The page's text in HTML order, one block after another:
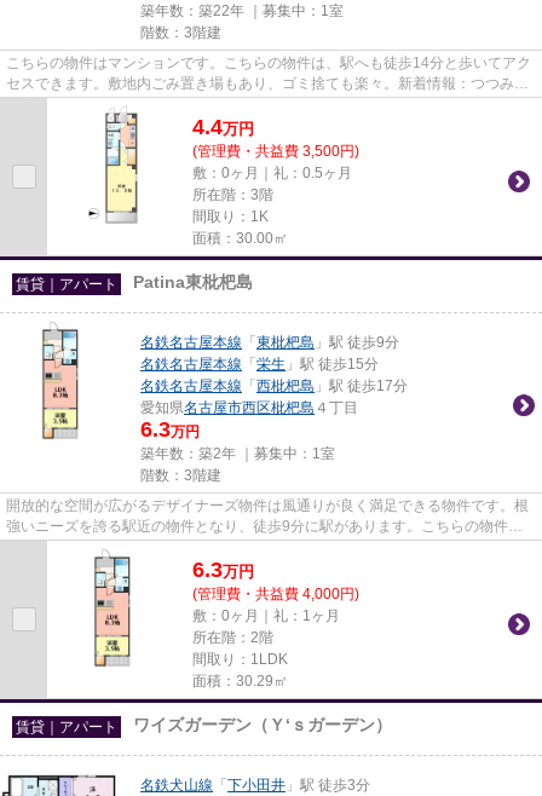
築年数：築22年 ｜募集中： 1室
階数：3階建
こちらの物件はマンションです。こちらの物件は、駅へも徒歩14分と歩いてアク
セスできます。敷地内ごみ置き場もあり、ゴミ捨ても楽々。新着情報：つつみ館
の空室情報ならコチラ。名古...
4.4万円
(管理費・共益費 3,500円)
敷：0ヶ月｜礼：0.5ヶ月
所在階：3階
間取り：1K
面積：30.00㎡
賃貸｜アパート Patina東枇杷島
名鉄名古屋本線 「 東枇杷島 」駅 徒歩9分
名鉄名古屋本線 「 栄生 」駅 徒歩15分
名鉄名古屋本線 「 西枇杷島 」駅 徒歩17分
愛知県名古屋市西区枇杷島 ４丁目
6.3万円
築年数：築2年 ｜募集中： 1室
階数：3階建
開放的な空間が広がるデザイナーズ物件は風通りが良く満足できる物件です。根
強いニーズを誇る駅近の物件となり、徒歩9分に駅があります。こちらの物件は
アパートです。新着情報：Pati...
6.3万円
(管理費・共益費 4,000円)
敷：0ヶ月｜礼：1ヶ月
所在階：2階
間取り：1LDK
面積：30.29㎡
賃貸｜アパート ワイズガーデン（Ｙ‘ｓガーデン）
名鉄犬山線 「 下小田井 」駅 徒歩3分